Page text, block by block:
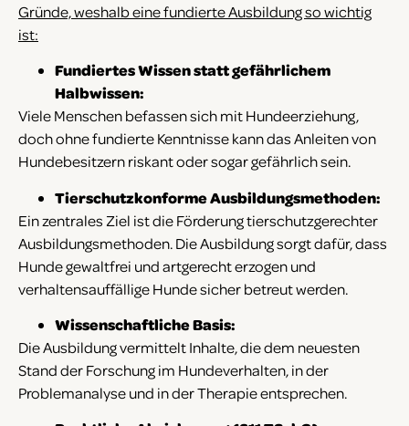
Gründe, weshalb eine fundierte Ausbildung so wichtig
ist:
Fundiertes Wissen statt gefährlichem
Halbwissen:
Viele Menschen befassen sich mit Hundeerziehung,
doch ohne fundierte Kenntnisse kann das Anleiten von
Hundebesitzern riskant oder sogar gefährlich sein.
Tierschutzkonforme Ausbildungsmethoden:
Ein zentrales Ziel ist die Förderung tierschutzgerechter
Ausbildungsmethoden. Die Ausbildung sorgt dafür, dass
Hunde gewaltfrei und artgerecht erzogen und
verhaltensauffällige Hunde sicher betreut werden.
Wissenschaftliche Basis:
Die Ausbildung vermittelt Inhalte, die dem neuesten
Stand der Forschung im Hundeverhalten, in der
Problemanalyse und in der Therapie entsprechen.